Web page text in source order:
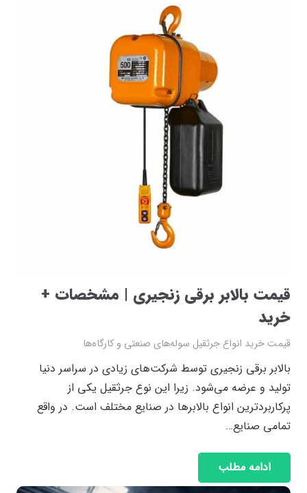
قیمت بالابر برقی زنجیری | مشخصات +
خرید
قیمت خرید انواع جرثقیل سوله‌های صنعتی و کارگاه‌ها
بالابر برقی زنجیری توسط شرکت‌های زیادی در سراسر دنیا
تولید و عرضه می‌شود. زیرا این نوع جرثقیل یکی از
پرکاربردترین انواع بالابر‌ها در صنایع مختلف است. در واقع
تمامی صنایع…
ادامه مطلب